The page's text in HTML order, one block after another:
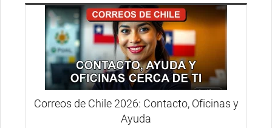
Correos de Chile 2026: Contacto, Oficinas y
Ayuda